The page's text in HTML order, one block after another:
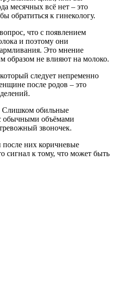
месячных всё нет – это
обратиться к гинекологу.
что с появлением
и поэтому они
Это мнение
образом не влияют на молоко.
следует непременно
после родов – это
Слишком обильные
обычными объёмами
звоночек.
после них коричневые
сигнал к тому, что может быть